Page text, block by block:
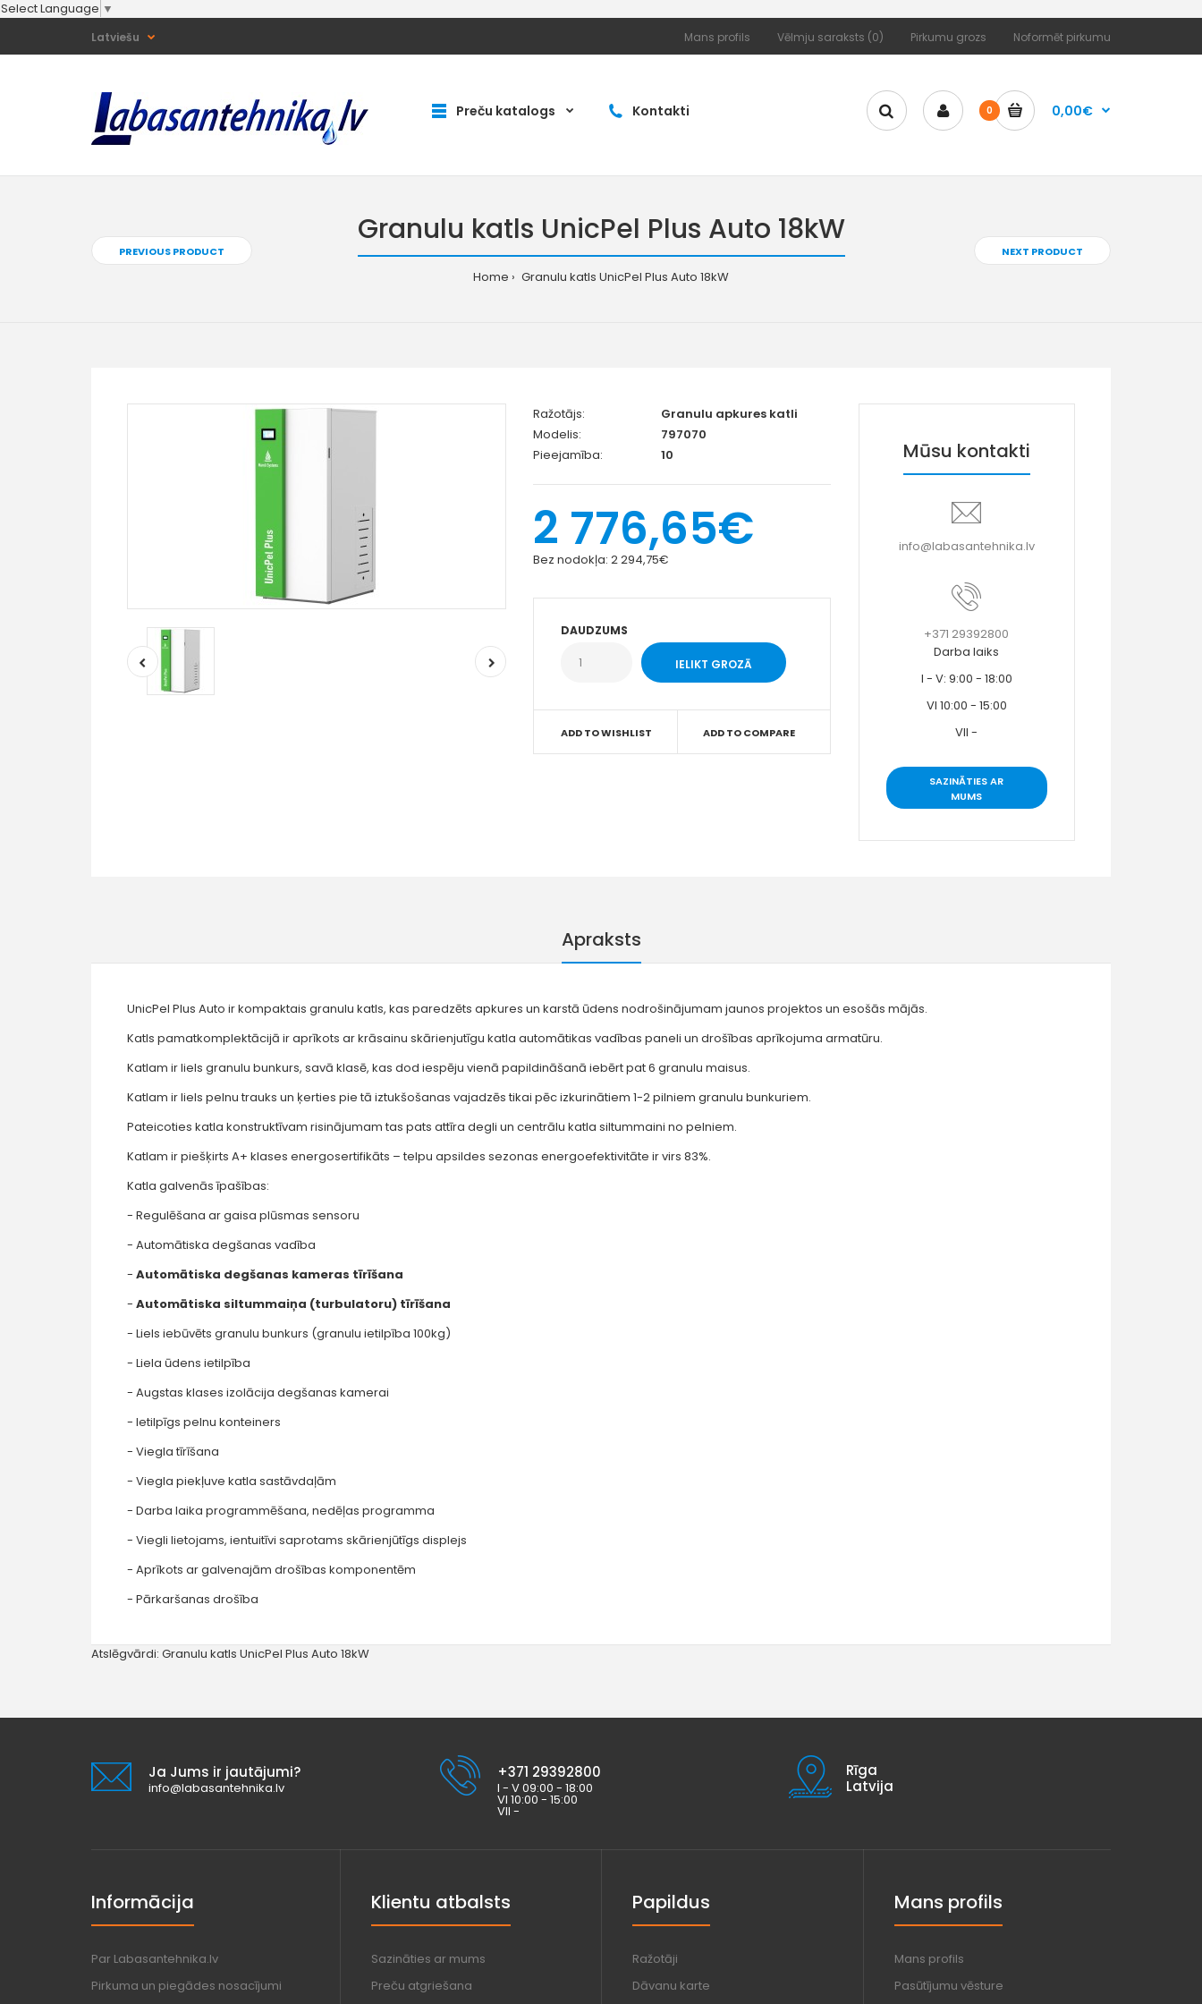
Select Language ▼
Mans profils Vēlmju saraksts (0) Pirkumu grozs Noformēt pirkumu
Latviešu
Preču katalogs Kontakti 0 0,00€
PREVIOUS PRODUCT
Granulu katls UnicPel Plus Auto 18kW
Home Granulu katls UnicPel Plus Auto 18kW
NEXT PRODUCT
Ražotājs:
Granulu apkures katli
Modelis:
797070
Pieejamība:
10
2 776,65€
Bez nodokļa:2 294,75€
DAUDZUMS
ADD TO WISHLIST ADD TO COMPARE
Mūsu kontakti
info@labasantehnika.lv
+371 29392800
Darba laiks
I - V: 9:00 - 18:00
VI 10:00 - 15:00
VII -
SAZINĀTIES AR
MUMS
Apraksts
UnicPel Plus Auto ir kompaktais granulu katls, kas paredzēts apkures un karstā ūdens nodrošinājumam jaunos projektos un esošās mājās.
Katls pamatkomplektācijā ir aprīkots ar krāsainu skārienjutīgu katla automātikas vadības paneli un drošības aprīkojuma armatūru.
Katlam ir liels granulu bunkurs, savā klasē, kas dod iespēju vienā papildināšanā iebērt pat 6 granulu maisus.
Katlam ir liels pelnu trauks un ķerties pie tā iztukšošanas vajadzēs tikai pēc izkurinātiem 1-2 pilniem granulu bunkuriem.
Pateicoties katla konstruktīvam risinājumam tas pats attīra degli un centrālu katla siltummaini no pelniem.
Katlam ir piešķirts A+ klases energosertifikāts – telpu apsildes sezonas energoefektivitāte ir virs 83%.
Katla galvenās īpašības:
- Regulēšana ar gaisa plūsmas sensoru
- Automātiska degšanas vadība
- Automātiska degšanas kameras tīrīšana
- Automātiska siltummaiņa (turbulatoru) tīrīšana
- Liels iebūvēts granulu bunkurs (granulu ietilpība 100kg)
- Liela ūdens ietilpība
- Augstas klases izolācija degšanas kamerai
- Ietilpīgs pelnu konteiners
- Viegla tīrīšana
- Viegla piekļuve katla sastāvdaļām
- Darba laika programmēšana, nedēļas programma
- Viegli lietojams, ientuitīvi saprotams skārienjūtīgs displejs
- Aprīkots ar galvenajām drošības komponentēm
- Pārkaršanas drošība
Atslēgvārdi: Granulu katls UnicPel Plus Auto 18kW
Ja Jums ir jautājumi?
info@labasantehnika.lv
+371 29392800
I - V 09:00 - 18:00
VI 10:00 - 15:00
VII -
Rīga
Latvija
Informācija
Par Labasantehnika.lv
Pirkuma un piegādes nosacījumi
Klientu atbalsts
Sazināties ar mums
Preču atgriešana
Papildus
Ražotāji
Dāvanu karte
Mans profils
Mans profils
Pasūtījumu vēsture